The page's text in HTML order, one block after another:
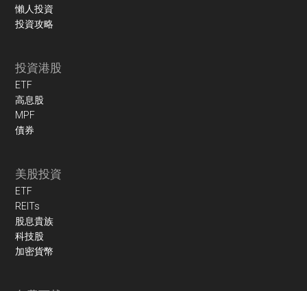
懶人投資
投資攻略
投資港股
ETF
高息股
MPF
債券
美股投資
ETF
REITs
股息貴族
科技股
加密貨幣